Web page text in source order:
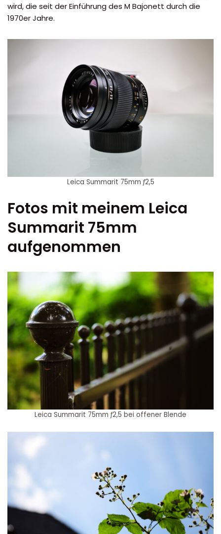
wird, die seit der Einführung des M Bajonett durch die
1970er Jahre.
Leica Summarit 75mm ƒ2,5
Fotos mit meinem Leica
Summarit 75mm
aufgenommen
Leica Summarit 75mm ƒ2,5 bei offener Blende